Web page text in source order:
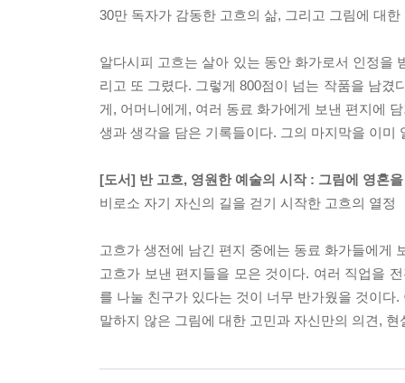
30만 독자가 감동한 고흐의 삶, 그리고 그림에 대한
알다시피 고흐는 살아 있는 동안 화가로서 인정을
리고 또 그렸다. 그렇게 800점이 넘는 작품을 남
게, 어머니에게, 여러 동료 화가에게 보낸 편지에
생과 생각을 담은 기록들이다. 그의 마지막을 이
[도서] 반 고흐, 영원한 예술의 시작 : 그림에 영혼
비로소 자기 자신의 길을 걷기 시작한 고흐의 열정
고흐가 생전에 남긴 편지 중에는 동료 화가들에게
고흐가 보낸 편지들을 모은 것이다. 여러 직업을
를 나눌 친구가 있다는 것이 너무 반가웠을 것이
말하지 않은 그림에 대한 고민과 자신만의 의견,